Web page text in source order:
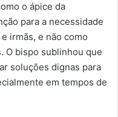
o ápice da
para a necessidade
irmãs, e não como
O bispo sublinhou que
soluções dignas para
em tempos de